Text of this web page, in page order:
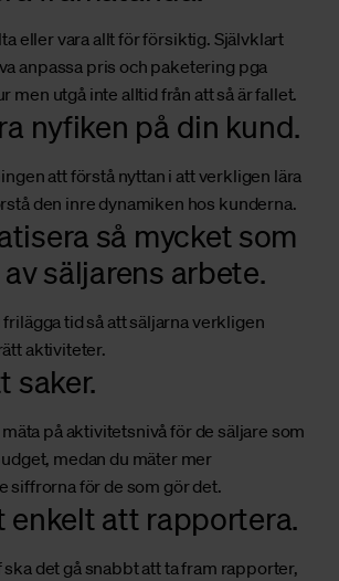
eller vara allt för försiktig. Självklart
anpassa pris och paketering pga
men utgå inte alltid från att så är fallet.
nyfiken på din kund.
att förstå nyttan i att verkligen lära
den inre dynamiken hos kunderna.
så mycket som
säljarens arbete.
tid så att säljarna verkligen
aktiviteter.
saker.
på aktivitetsnivå för de säljare som
medan du mäter mer
siffrorna för de som gör det.
enkelt att rapportera.
det gå snabbt att ta fram rapporter,